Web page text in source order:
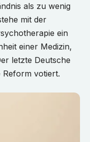
als zu wenig
mit der
ein
einer Medizin,
letzte Deutsche
Reform votiert.